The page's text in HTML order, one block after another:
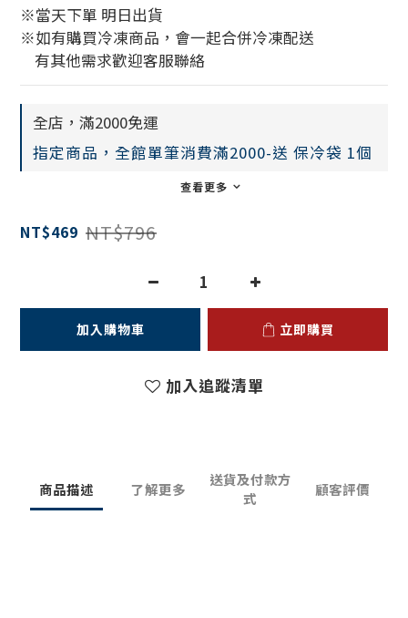
※當天下單 明日出貨
※如有購買冷凍商品，會一起合併冷凍配送
    有其他需求歡迎客服聯絡
全店，滿2000免運
指定商品，全館單筆消費滿2000-送 保冷袋 1個
查看更多
NT$469 NT$796
加入購物車 立即購買
加入追蹤清單
商品描述 了解更多
送貨及付款方
式
顧客評價